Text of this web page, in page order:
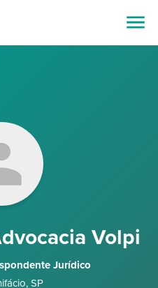
Volpi
Jurídico
, SP